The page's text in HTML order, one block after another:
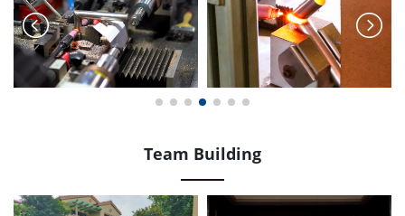
Team Building